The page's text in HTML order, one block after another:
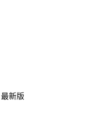
新版